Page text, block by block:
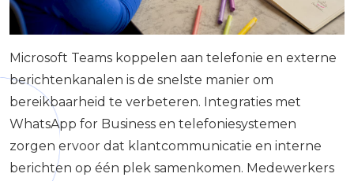
Microsoft Teams koppelen aan telefonie en externe
berichtenkanalen is de snelste manier om
bereikbaarheid te verbeteren. Integraties met
WhatsApp for Business en telefoniesystemen
zorgen ervoor dat klantcommunicatie en interne
berichten op één plek samenkomen. Medewerkers